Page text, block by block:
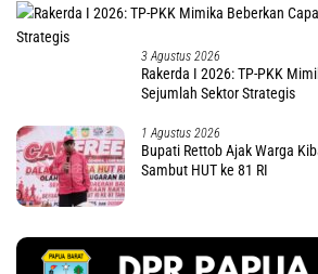
3 Agustus 2026
Rakerda I 2026: TP-PKK
Sejumlah Sektor Strategis
1 Agustus 2026
Bupati Rettob Ajak Warga
Sambut HUT ke 81 RI